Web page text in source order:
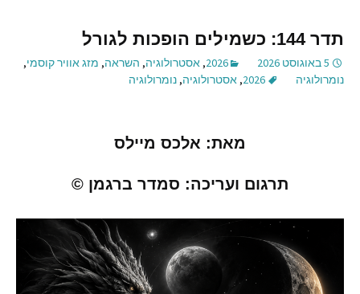
תדר 144: כשמילים הופכות לגורל
5 באוגוסט 2026 2026
, אסטרולוגיה, השראה, מזג אוויר קוסמי,
נומרולוגיה
2026
, אסטרולוגיה, נומרולוגיה
מאת: אלכס מיילס
תרגום ועריכה: סמדר ברגמן ©